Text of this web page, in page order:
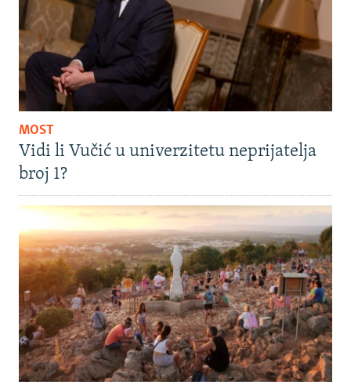
MOST
Vidi li Vučić u univerzitetu neprijatelja
broj 1?